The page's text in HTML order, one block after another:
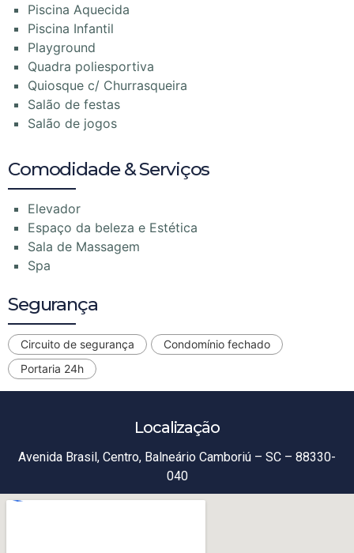
Piscina Aquecida
Piscina Infantil
Playground
Quadra poliesportiva
Quiosque c/ Churrasqueira
Salão de festas
Salão de jogos
Comodidade & Serviços
Elevador
Espaço da beleza e Estética
Sala de Massagem
Spa
Segurança
Circuito de segurança
Condomínio fechado
Portaria 24h
Localização
Avenida Brasil, Centro, Balneário Camboriú – SC – 88330-
040